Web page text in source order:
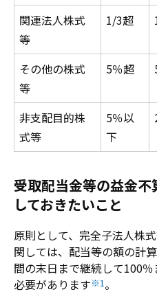
関連法人株式
等
1/3超
その他の株式
等
5％超
非支配目的株
式等
5％以
下
受取配当金等の益金
しておきたいこと
原則として、完全子法人株
関しては、配当等の額の計
間の末日まで継続して100
必要があります※1。